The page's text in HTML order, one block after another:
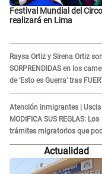
Festival Mundial del
realizará en Lima
Raysa Ortiz y Sirena Ortiz
SORPRENDIDAS en los
de ‘Esto es Guerra’ tras
ENFRENTAMIENTO con
Moisés: “Gracias”
Atención inmigrantes | Uscis
MODIFICA SUS REGLAS: Los
trámites migratorios que
necesitar tu prueba de ADN
Actualidad